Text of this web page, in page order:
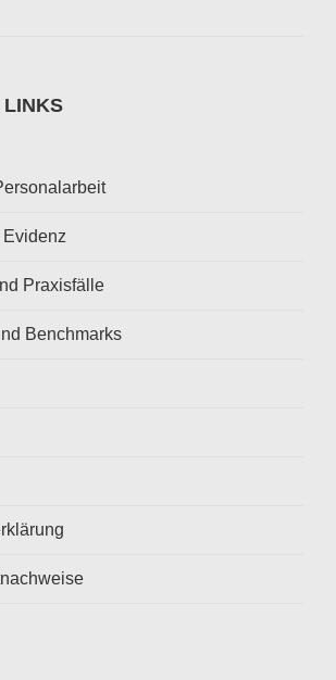
LINKS
Evidenz
Praxisfälle
Benchmarks